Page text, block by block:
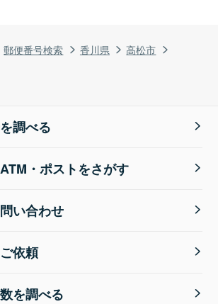
郵便番号検索 香川県
高松市
調べる
・ポストをさがす
い合わせ
依頼
を調べる